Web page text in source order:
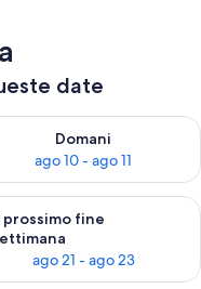
date
ago 9 - ago 10
Domani
ago 10 - ago 11
la disponibilità per
settimana, ago 14 -
prossimo fine
ago 21 - ago 23
la disponibilità per il